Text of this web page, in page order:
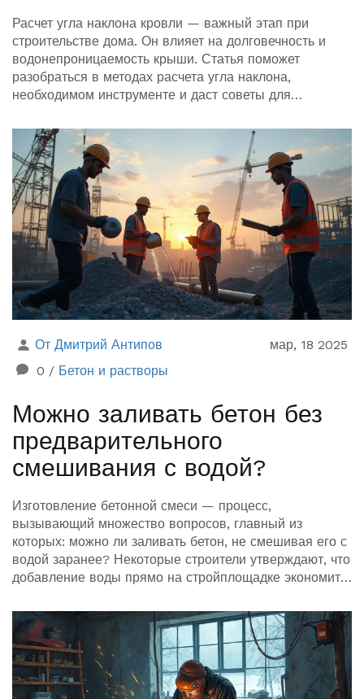
Расчет угла наклона кровли — важный этап при
строительстве дома. Он влияет на долговечность и
водонепроницаемость крыши. Статья поможет
разобраться в методах расчета угла наклона,
необходимом инструменте и даст советы для
климатические условия и материалы при расчете
кровли.
От Дмитрий Антипов
мар, 18 2025
0 / Бетон и растворы
Можно заливать бетон без
предварительного
смешивания с водой?
Изготовление бетонной смеси — процесс,
вызывающий множество вопросов, главный из
которых: можно ли заливать бетон, не смешивая его с
водой заранее? Некоторые строители утверждают, что
добавление воды прямо на стройплощадке экономит
продукта? Рассмотрим все плюсы, минусы и
возможные последствия такого метода. На практике
все обстоит чуть сложнее, и в статье мы объясним, как
и когда такой подход может быть оправданным.